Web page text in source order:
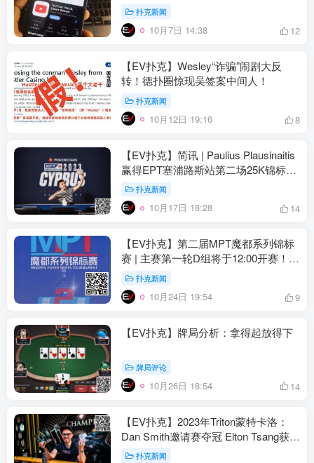
扑克新闻
10月7日 14:38 12
【EV扑克】Wesley“诈骗”闹剧大反
转！德扑圈惊现吴签案中间人！
扑克新闻
10月12日 19:16 8
【EV扑克】简讯 | Paulius Plausinaitis
赢得EPT塞浦路斯站第二场25K锦标赛
冠军扑克新闻
10月17日 18:28 14
【EV扑克】第二届MPT魔都系列锦标
赛 | 主赛第一轮D组将于12:00开赛！主
赛第二轮将于18:00开赛！
扑克新闻
10月24日 19:54 9
【EV扑克】牌局分析：拿得起放得下
牌局评论
10月26日 18:54 14
【EV扑克】2023年Triton蒙特卡洛：
Dan Smith邀请赛夺冠 Elton Tsang获季
军Danny Tang获第6名
扑克新闻